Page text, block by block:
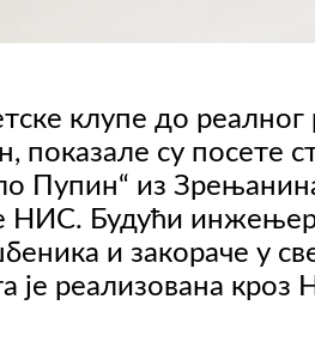
клупе до
показале су посете
Пупин“ из
НИС. Будући
и закораче у
је реализована